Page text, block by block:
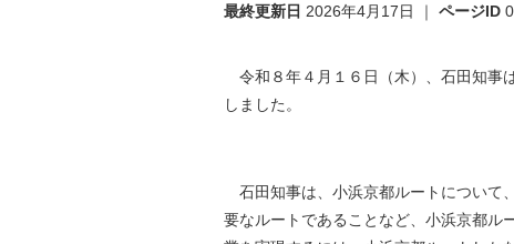
交通・道路
自然
最終更新日 2026年4月17日 ｜ ページID
令和８年４月１６日（木）、石田知事
しました。
石田知事は、小浜京都ルートについて
要なルートであることなど、小浜京都ル